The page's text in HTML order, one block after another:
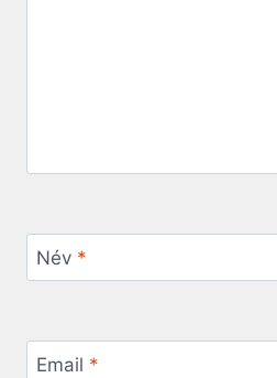
Név *
Email *